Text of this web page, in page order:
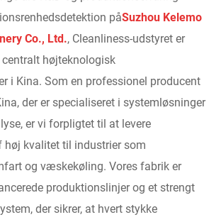
påSuzhou Kelemo
Co., Ltd., Cleanliness-udstyret er
højteknologisk
i Kina. Som en professionel producent
der er specialiseret i systemløsninger
er vi forpligtet til at levere
høj kvalitet til industrier som
og væskekøling. Vores fabrik er
produktionslinjer og et strengt
der sikrer, at hvert stykke